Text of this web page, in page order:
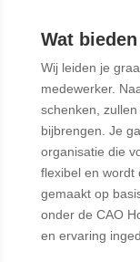
Wat
Wij leiden je
medewerker.
schenken,
bijbrengen. Je
organisatie die
flexibel en wordt
gemaakt op
onder de CAO
en ervaring